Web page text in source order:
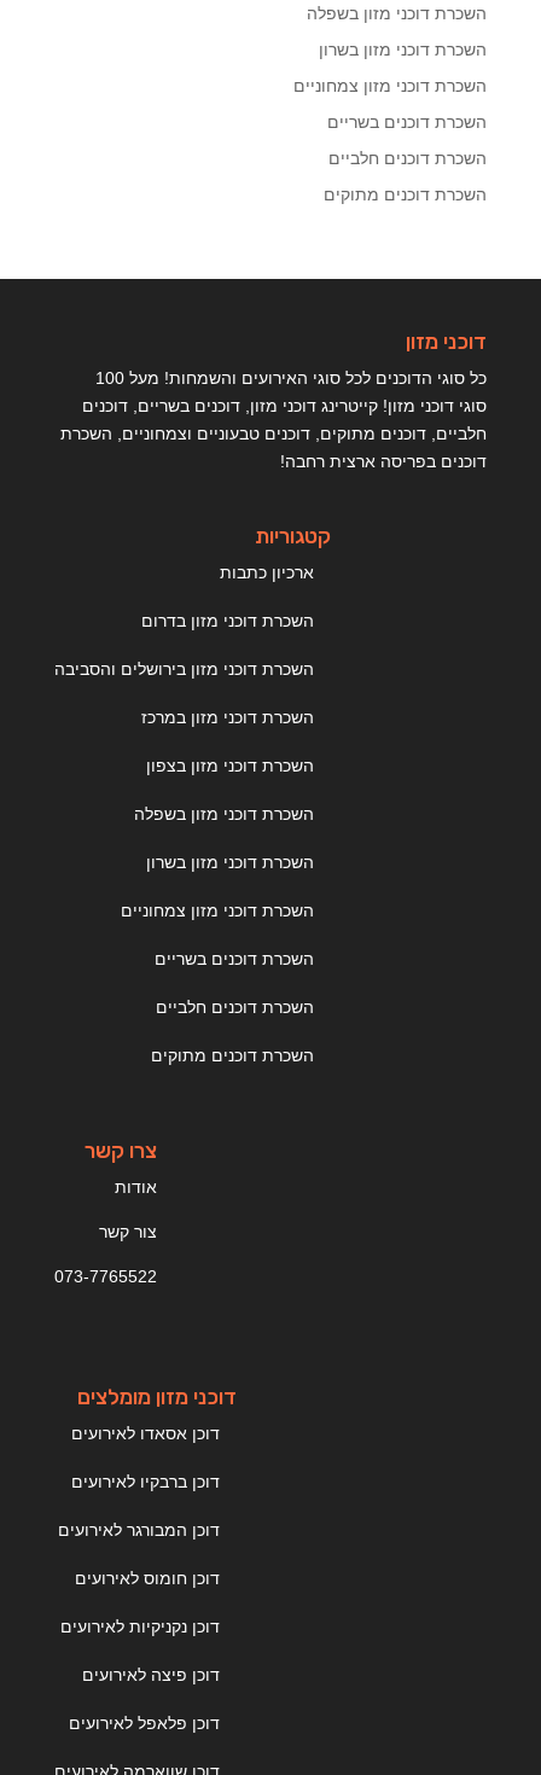
השכרת דוכני מזון בשפלה
השכרת דוכני מזון בשרון
השכרת דוכני מזון צמחוניים
השכרת דוכנים בשריים
השכרת דוכנים חלביים
השכרת דוכנים מתוקים
דוכני מזון
כל סוגי הדוכנים לכל סוגי האירועים והשמחות! מעל 100
סוגי דוכני מזון! קייטרינג דוכני מזון, דוכנים בשריים, דוכנים
חלביים, דוכנים מתוקים, דוכנים טבעוניים וצמחוניים, השכרת
דוכנים בפריסה ארצית רחבה!
קטגוריות
ארכיון כתבות
השכרת דוכני מזון בדרום
השכרת דוכני מזון בירושלים והסביבה
השכרת דוכני מזון במרכז
השכרת דוכני מזון בצפון
השכרת דוכני מזון בשפלה
השכרת דוכני מזון בשרון
השכרת דוכני מזון צמחוניים
השכרת דוכנים בשריים
השכרת דוכנים חלביים
השכרת דוכנים מתוקים
צרו קשר
אודות
צור קשר
073-7765522
דוכני מזון מומלצים
דוכן אסאדו לאירועים
דוכן ברבקיו לאירועים
דוכן המבורגר לאירועים
דוכן חומוס לאירועים
דוכן נקניקיות לאירועים
דוכן פיצה לאירועים
דוכן פלאפל לאירועים
דוכן שווארמה לאירועים